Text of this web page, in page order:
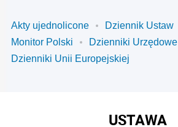
Akty ujednolicone
Dziennik Ustaw
Monitor Polski
Dzienniki Urzędowe
Dzienniki Unii Europejskiej
USTAWA